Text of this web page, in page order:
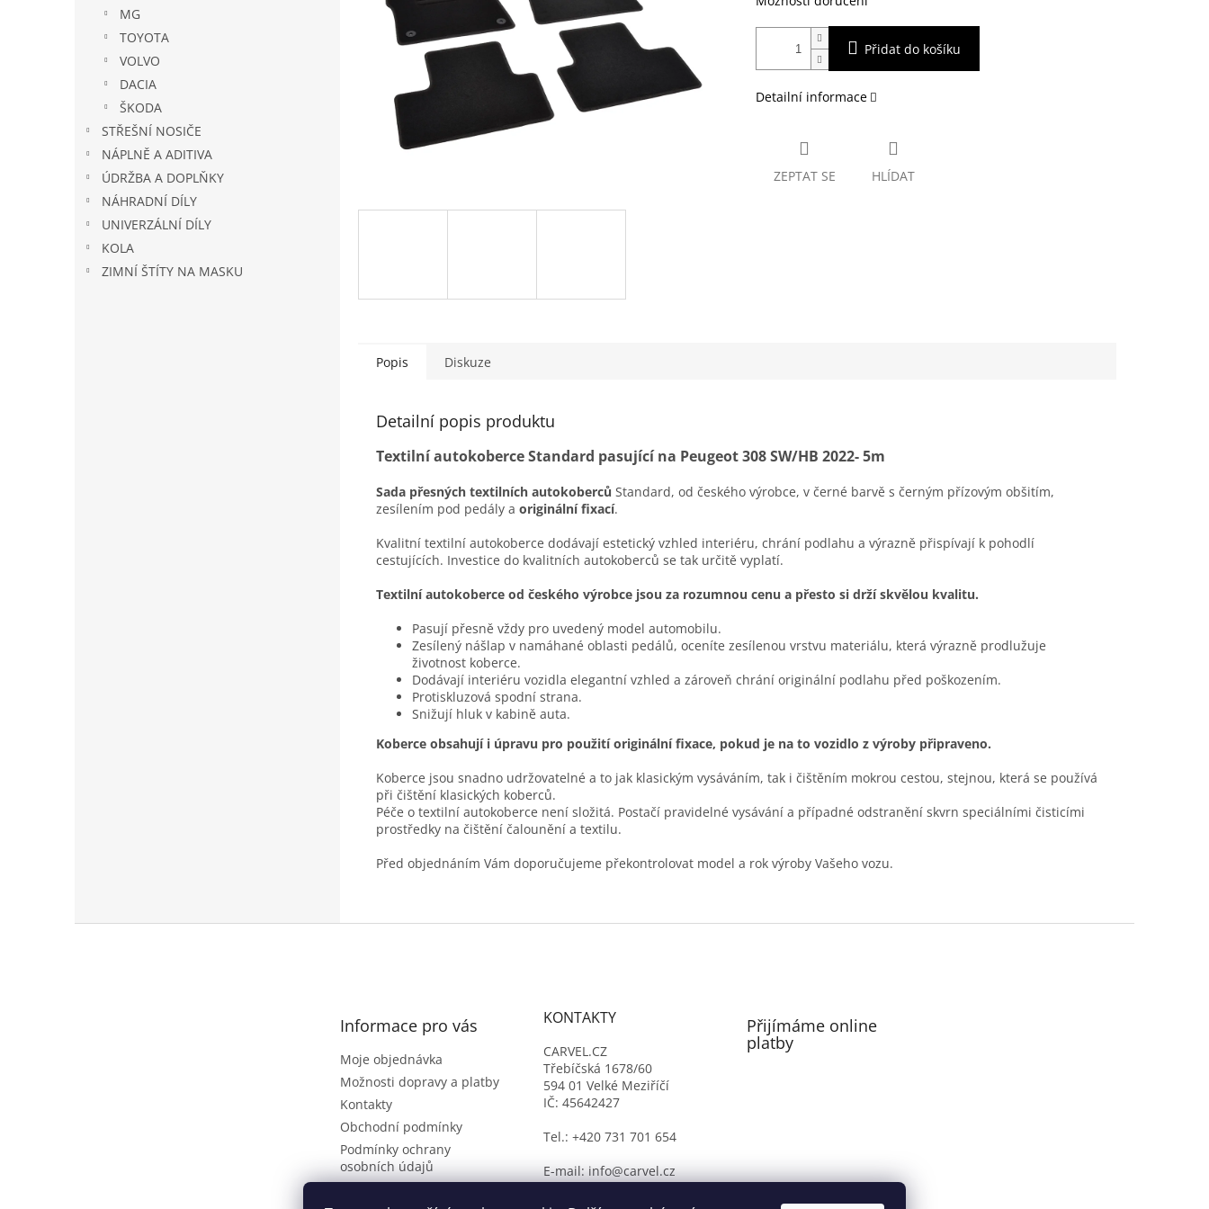
MG
TOYOTA
VOLVO
DACIA
ŠKODA
STŘEŠNÍ NOSIČE
NÁPLNĚ A ADITIVA
ÚDRŽBA A DOPLŇKY
NÁHRADNÍ DÍLY
UNIVERZÁLNÍ DÍLY
KOLA
ZIMNÍ ŠTÍTY NA MASKU
Přidat do košíku
Detailní informace
ZEPTAT SE HLÍDAT
Popis Diskuze
Detailní popis produktu
Textilní autokoberce Standard pasující na Peugeot 308 SW/HB 2022- 5m
Sada přesných textilních autokoberců Standard, od českého výrobce, v černé barvě s černým přízovým obšitím,
zesílením pod pedály a originální fixací.
Kvalitní textilní autokoberce dodávají estetický vzhled interiéru, chrání podlahu a výrazně přispívají k pohodlí
cestujících. Investice do kvalitních autokoberců se tak určitě vyplatí.
Textilní autokoberce od českého výrobce jsou za rozumnou cenu a přesto si drží skvělou kvalitu.
Pasují přesně vždy pro uvedený model automobilu.
Zesílený nášlap v namáhané oblasti pedálů, oceníte zesílenou vrstvu materiálu, která výrazně prodlužuje
životnost koberce.
Dodávají interiéru vozidla elegantní vzhled a zároveň chrání originální podlahu před poškozením.
Protiskluzová spodní strana.
Snižují hluk v kabině auta.
Koberce obsahují i úpravu pro použití originální fixace, pokud je na to vozidlo z výroby připraveno.
Koberce jsou snadno udržovatelné a to jak klasickým vysáváním, tak i čištěním mokrou cestou, stejnou, která se používá
při čištění klasických koberců.
Péče o textilní autokoberce není složitá. Postačí pravidelné vysávání a případné odstranění skvrn speciálními čisticími
prostředky na čištění čalounění a textilu.
Před objednáním Vám doporučujeme překontrolovat model a rok výroby Vašeho vozu.
Informace pro vás
Moje objednávka
Možnosti dopravy a platby
Kontakty
Obchodní podmínky
Podmínky ochrany
osobních údajů
KONTAKTY
CARVEL.CZ
Třebíčská 1678/60
594 01 Velké Meziříčí
IČ: 45642427
Tel.: +420 731 701 654
E-mail: info@carvel.cz
Přijímáme online
platby